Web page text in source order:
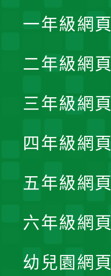
一年級網頁
二年級網頁
三年級網頁
四年級網頁
五年級網頁
六年級網頁
幼兒園網頁